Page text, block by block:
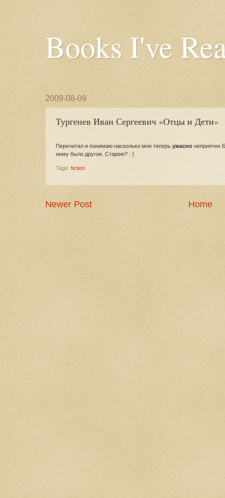
Books I've
2009-08-09
Тургенев Иван Сергеевич «Отцы и Дети»
Перечитал и понимаю насколько мне теперь ужасно неприятен
нему было другое. Старею? : )
Tags: fiction
Newer Post Home